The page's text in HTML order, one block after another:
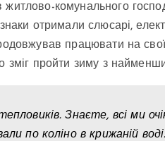
житлово-комунального
отримали слюсарі,
працювати на
зміг пройти зиму з
Знаєте, всі ми
по коліно в крижаній